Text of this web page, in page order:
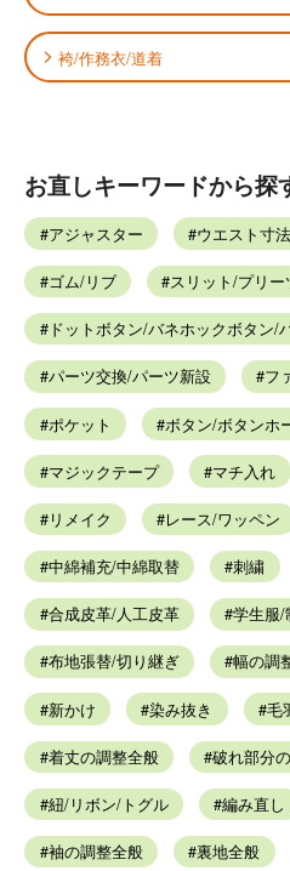
袴/作務衣/道着
お直しキーワードから探
アジャスター ウエスト寸
ゴム/リブ スリット/プリー
ドットボタン/バネホックボタン/
パーツ交換/パーツ新設 フ
ポケット ボタン/ボタンホ
マジックテープ マチ入れ
リメイク レース/ワッペン
中綿補充/中綿取替 刺繍
合成皮革/人工皮革 学生服/
布地張替/切り継ぎ 幅の調
新かけ 染み抜き 毛
着丈の調整全般 破れ部分
紐/リボン/トグル 編み直し
袖の調整全般 裏地全般